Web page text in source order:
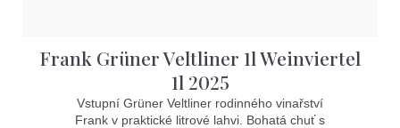
Frank Grüner Veltliner 1l Weinviertel
1l 2025
Vstupní Grüner Veltliner rodinného vinařství
Frank v praktické litrové lahvi. Bohatá chuť s